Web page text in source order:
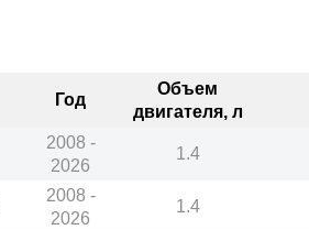
Год
Объем
двигателя, л
2008 -
2026
1.4
2008 -
2026
1.4